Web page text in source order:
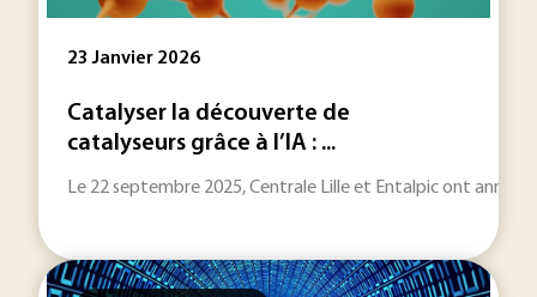
23 Janvier 2026
Catalyser la découverte de
catalyseurs grâce à l’IA : ...
Le 22 septembre 2025, Centrale Lille et Entalpic ont